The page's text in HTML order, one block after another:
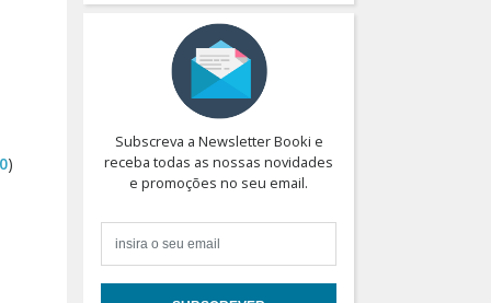
)
Subscreva a Newsletter Booki e
receba todas as nossas novidades
e promoções no seu email.